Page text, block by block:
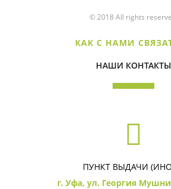
© 2018 All rights
КАК С НАМИ
НАШИ КОНТАКТЫ
ПУНКТ ВЫДАЧИ
г. Уфа, ул. Георгия